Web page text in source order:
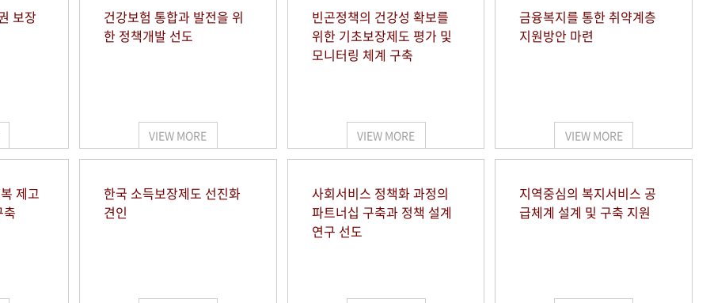
보장
건강보험 통합과 발전을 위
한 정책개발 선도
VIEW MORE
빈곤정책의 건강성 확보를
위한 기초보장제도 평가 및
모니터링 체계 구축
VIEW MORE
금융복지를 통한 취약계층
지원방안 마련
VIEW MORE
제고
한국 소득보장제도 선진화
견인
사회서비스 정책화 과정의
파트너십 구축과 정책 설계
연구 선도
지역중심의 복지서비스 공
급체계 설계 및 구축 지원